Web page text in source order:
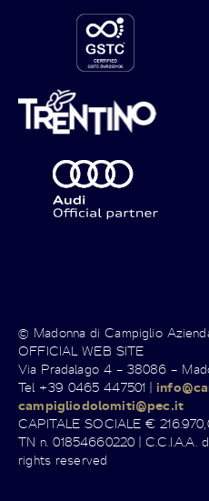
© Madonna di Campiglio
OFFICIAL WEB SITE
Via Pradalago 4 – 38086 –
Tel +39 0465 447501 |
campigliodolomiti@pec.it
CAPITALE SOCIALE €
TN n. 01854660220 | C.C.I.A.A.
rights reserved